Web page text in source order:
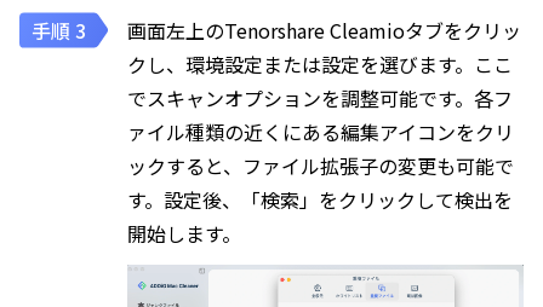
画面左上のTenorshare Cleamioタブをクリッ
クし、環境設定または設定を選びます。ここ
でスキャンオプションを調整可能です。各フ
ァイル種類の近くにある編集アイコンをクリ
ックすると、ファイル拡張子の変更も可能で
す。設定後、「検索」をクリックして検出を
開始します。